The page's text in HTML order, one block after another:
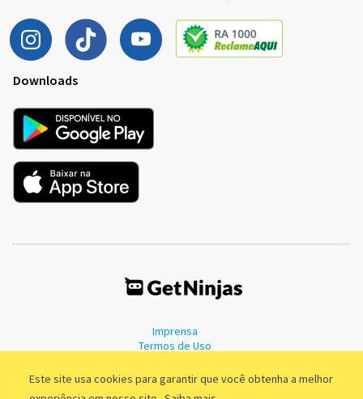
Este site usa cookies para garantir que você obtenha a melhor
Downloads
Imprensa
Termos de Uso